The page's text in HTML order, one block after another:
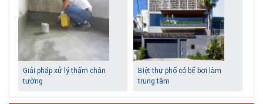
Giải pháp xử lý thấm chân
tường
Biệt thự phố có bể bơi làm
trung tâm